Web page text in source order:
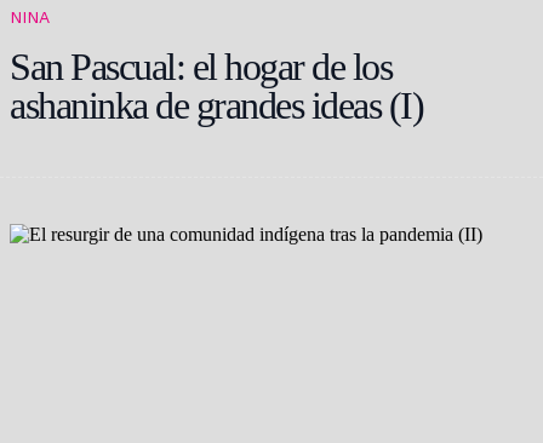
NINA
San Pascual: el hogar de los
ashaninka de grandes ideas (I)